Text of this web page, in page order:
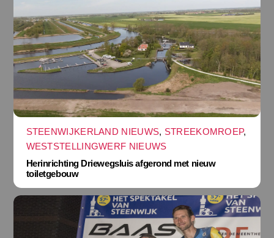
STEENWIJKERLAND NIEUWS, STREEKOMROEP,
WESTSTELLINGWERF NIEUWS
Herinrichting Driewegsluis afgerond met nieuw
toiletgebouw